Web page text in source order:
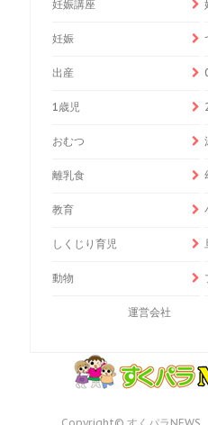
妊娠講座
妊娠
出産
1歳児
おむつ
離乳食
教育
しくじり育児
動物
運営会社